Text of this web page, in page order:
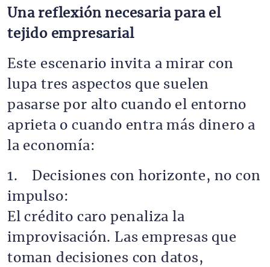
Una reflexión necesaria para el
tejido empresarial
Este escenario invita a mirar con
lupa tres aspectos que suelen
pasarse por alto cuando el entorno
aprieta o cuando entra más dinero a
la economía:
1. Decisiones con horizonte, no con
impulso:
El crédito caro penaliza la
improvisación. Las empresas que
toman decisiones con datos,